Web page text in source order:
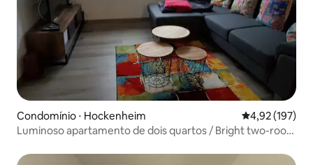
Condomínio ⋅ Hockenheim 4,92 de uma
4,92 (197)
Luminoso apartamento de dois quartos / Bright two-room